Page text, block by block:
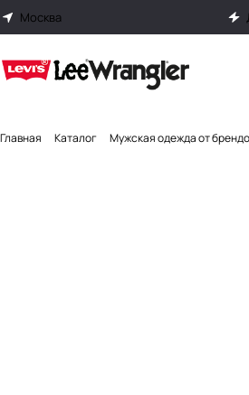
Москва
Главная Каталог Мужская одежда от